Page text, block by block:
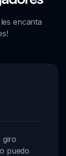
encanta
giro
puedo